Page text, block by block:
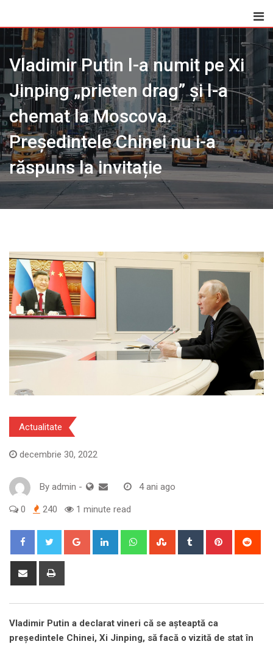
content
Vladimir Putin l-a numit pe Xi
Jinping „prieten drag” și l-a
chemat la Moscova.
Președintele Chinei nu i-a
răspuns la invitație
Actualitate
decembrie 30, 2022
By admin - 4 ani ago
0 240 1 minute read
Google+ LinkedIn WhatsappStumbleUpon
Tumblr Pinterest
Share
Vladimir Putin a declarat vineri că se aşteaptă ca
președintele Chinei, Xi Jinping, să facă o vizită de stat în